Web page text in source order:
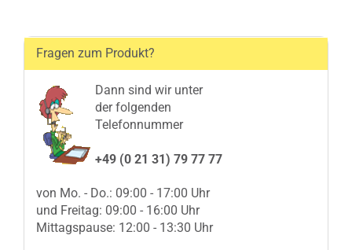
Fragen zum Produkt?
Dann sind wir unter
der folgenden
Telefonnummer
+49 (0 21 31) 79 77 77
von Mo. - Do.: 09:00 - 17:00 Uhr
und Freitag: 09:00 - 16:00 Uhr
Mittagspause: 12:00 - 13:30 Uhr